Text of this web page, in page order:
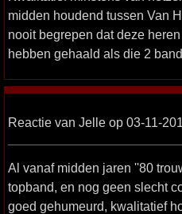
midden houdend tussen Van
nooit begrepen dat deze
hebben gehaald als die 2
Reactie van Jelle op 03-11-
Al vanaf midden jaren ''80
topband, en nog geen slecht
goed gehumeurd, kwalitatief